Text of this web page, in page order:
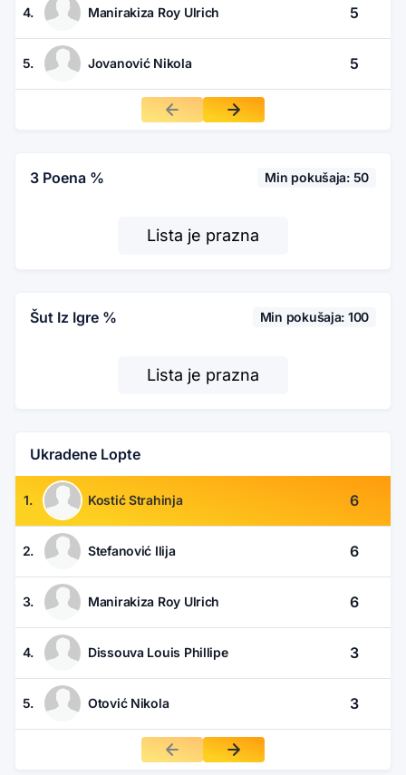
4. Manirakiza Roy Ulrich 5
5. Jovanović Nikola 5
3 Poena % Min pokušaja: 50
Lista je prazna
Šut Iz Igre % Min pokušaja: 100
Lista je prazna
Ukradene Lopte
1. Kostić Strahinja 6
2. Stefanović Ilija 6
3. Manirakiza Roy Ulrich 6
4. Dissouva Louis Phillipe 3
5. Otović Nikola 3